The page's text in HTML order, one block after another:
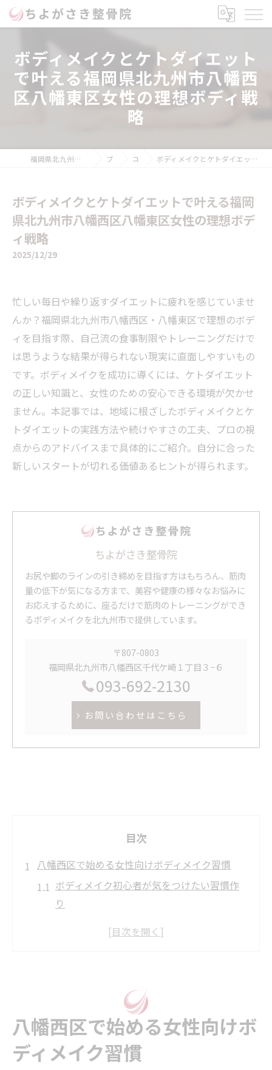
ボディメイクとケトダイエット
で叶える福岡県北九州市八幡西
区八幡東区女性の理想ボディ戦
略
福岡県北九州市のボディメイクならちよがさき整骨院 ブログ コラム ボディメイクとケトダイエットで叶える福岡県北九州市八幡西区八幡東区女性の理想ボディ戦略
ボディメイクとケトダイエットで叶える福岡
県北九州市八幡西区八幡東区女性の理想ボデ
ィ戦略
2025/12/29
忙しい毎日や繰り返すダイエットに疲れを感じていませ
んか？福岡県北九州市八幡西区・八幡東区で理想のボデ
ィを目指す際、自己流の食事制限やトレーニングだけで
は思うような結果が得られない現実に直面しやすいもの
です。ボディメイクを成功に導くには、ケトダイエット
の正しい知識と、女性のための安心できる環境が欠かせ
ません。本記事では、地域に根ざしたボディメイクとケ
トダイエットの実践方法や続けやすさの工夫、プロの視
点からのアドバイスまで具体的にご紹介。自分に合った
新しいスタートが切れる価値あるヒントが得られます。
ちよがさき整骨院
お尻や脚のラインの引き締めを目指す方はもちろん、筋肉
量の低下が気になる方まで、美容や健康の様々なお悩みに
お応えするために、座るだけで筋肉のトレーニングができ
るボディメイクを北九州市で提供しています。
〒807-0803
福岡県北九州市八幡西区千代ケ崎１丁目３−６
093-692-2130
お問い合わせはこちら
目次
八幡西区で始める女性向けボディメイク習慣
ボディメイク初心者が気をつけたい習慣作
り
八幡西区で続く女性のためのボディメイク
日常生活で実践できるボディメイクのコツ
口コミから学ぶボディメイク成功事例に注
目
ケトダイエットによる理想ボディへの近道
八幡西区で始める女性向けボ
ディメイク習慣